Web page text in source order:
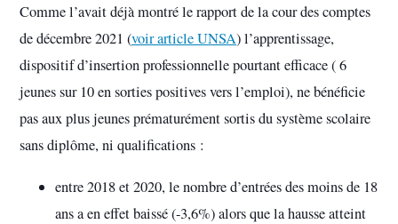
Comme l’avait déjà montré le rapport de la cour des comptes
de décembre 2021 (voir article UNSA) l’apprentissage,
dispositif d’insertion professionnelle pourtant efficace ( 6
jeunes sur 10 en sorties positives vers l’emploi), ne bénéficie
pas aux plus jeunes prématurément sortis du système scolaire
sans diplôme, ni qualifications :
entre 2018 et 2020, le nombre d’entrées des moins de 18
ans a en effet baissé (-3,6%) alors que la hausse atteint